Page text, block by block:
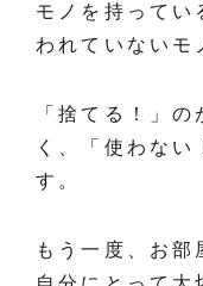
モノを持って
われていないモ
「捨てる！」
く、「使わな
す。
もう一度、お部